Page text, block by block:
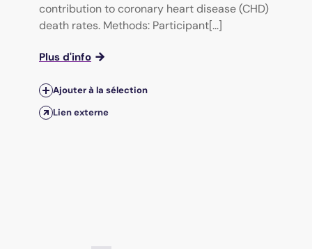
contribution to coronary heart disease (CHD)
death rates. Methods: Participant[...]
Plus d'info
Ajouter à la sélection
Lien externe